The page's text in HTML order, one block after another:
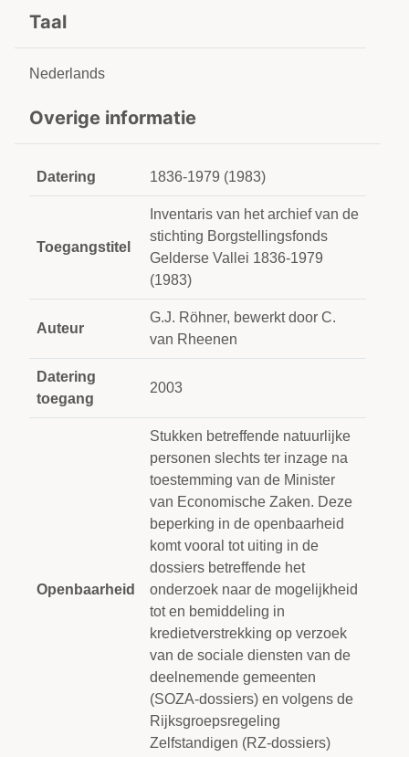
Taal
Nederlands
Overige informatie
Datering 1836-1979 (1983)
Toegangstitel
Inventaris van het archief van de
stichting Borgstellingsfonds
Gelderse Vallei 1836-1979
(1983)
Auteur
G.J. Röhner, bewerkt door C.
van Rheenen
Datering
toegang
2003
Openbaarheid
Stukken betreffende natuurlijke
personen slechts ter inzage na
toestemming van de Minister
van Economische Zaken. Deze
beperking in de openbaarheid
komt vooral tot uiting in de
dossiers betreffende het
onderzoek naar de mogelijkheid
tot en bemiddeling in
kredietverstrekking op verzoek
van de sociale diensten van de
deelnemende gemeenten
(SOZA-dossiers) en volgens de
Rijksgroepsregeling
Zelfstandigen (RZ-dossiers)